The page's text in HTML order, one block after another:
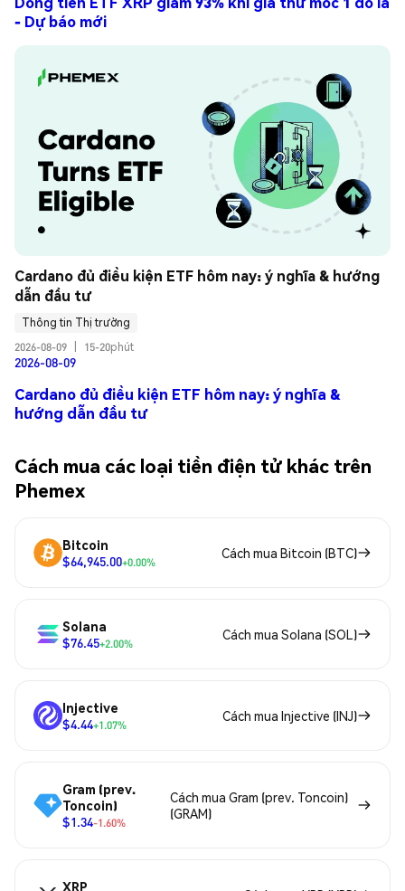
- Dự báo mới
Cardano đủ điều kiện ETF hôm nay: ý nghĩa & hướng
dẫn đầu tư
Thông tin Thị trường
2026-08-09
15-20phút
2026-08-09
Cardano đủ điều kiện ETF hôm nay: ý nghĩa &
hướng dẫn đầu tư
Cách mua các loại tiền điện tử khác trên
Phemex
Bitcoin
$64,945.00+0.00%
Cách mua Bitcoin (BTC)
Solana
$76.45+2.00%
Cách mua Solana (SOL)
Injective
$4.44+1.07%
Cách mua Injective (INJ)
Gram (prev.
Toncoin)
$1.34-1.60%
Cách mua Gram (prev. Toncoin)
(GRAM)
XRP